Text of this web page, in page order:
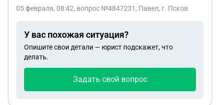
05 февраля, 08:42, вопрос №4847231, Павел, г. Псков
У вас похожая ситуация?
Опишите свои детали — юрист подскажет, что
делать.
Задать свой вопрос